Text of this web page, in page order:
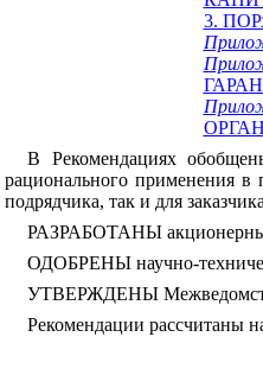
3.
В Рекомендациях
рационального применения в
подрядчика, так и для
РАЗРАБОТАНЫ
ОДОБРЕНЫ научно-
УТВЕРЖДЕНЫ
Рекомендации рассчитаны